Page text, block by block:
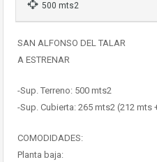
500 mts2
SAN ALFONSO DEL TALAR
A ESTRENAR
-Sup. Terreno: 500 mts2
-Sup. Cubierta: 265 mts2 (212 mts
COMODIDADES:
Planta baja: